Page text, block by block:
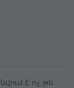
է ոչ թե